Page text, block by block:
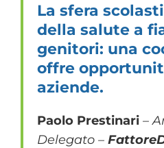
La sfera
della salute a
genitori: una
offre
aziende.
Paolo Prestinari –
Delegato –